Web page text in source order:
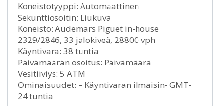
Koneistotyyppi: Automaattinen
Sekunttiosoitin: Liukuva
Koneisto: Audemars Piguet in-house
2329/2846, 33 jalokiveä, 28800 vph
Käyntivara: 38 tuntia
Päivämäärän osoitus: Päivämäärä
Vesitiiviys: 5 ATM
Ominaisuudet: – Käyntivaran ilmaisin- GMT-
24 tuntia